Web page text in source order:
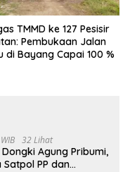
TMMD ke 127 Pesisir
Pembukaan Jalan
di Bayang Capai 100 %
32 Lihat
Agung Pribumi,
Satpol PP dan